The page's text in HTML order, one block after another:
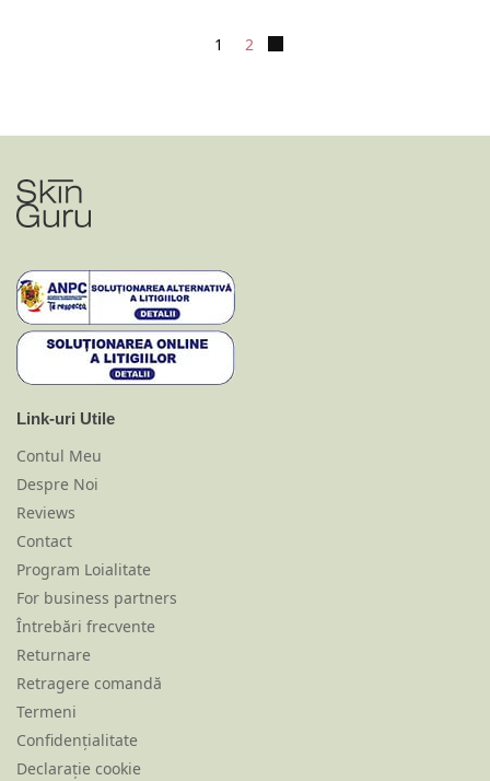
1 2
Link-uri Utile
Contul Meu
Despre Noi
Reviews
Contact
Program Loialitate
For business partners
Întrebări frecvente
Returnare
Retragere comandă
Termeni
Confidențialitate
Declarație cookie